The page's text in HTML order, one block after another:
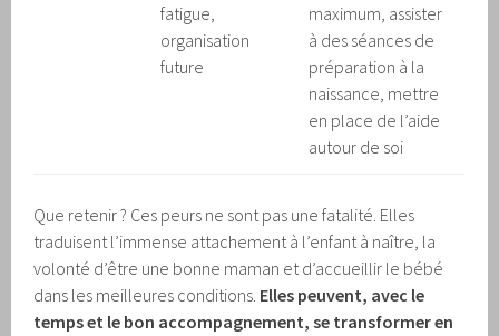
fatigue,
organisation
future
maximum, assister
à des séances de
préparation à la
naissance, mettre
en place de l’aide
autour de soi
Que retenir ? Ces peurs ne sont pas une fatalité. Elles
traduisent l’immense attachement à l’enfant à naître, la
volonté d’être une bonne maman et d’accueillir le bébé
dans les meilleures conditions. Elles peuvent, avec le
temps et le bon accompagnement, se transformer en